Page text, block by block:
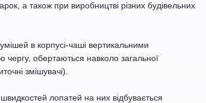
а також при виробництві різних будівельних
в корпусі-чаші вертикальними
обертаються навколо загальної
змішувачі).
лопатей на них відбувається